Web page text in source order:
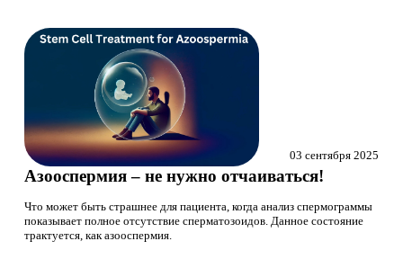
Азооспермия – не нужно отчаиваться!
Что может быть страшнее для пациента, когда анализ спермограммы
показывает полное отсутствие сперматозоидов. Данное состояние
трактуется, как азооспермия.
03 сентября 2025